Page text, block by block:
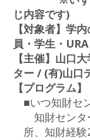
じ内容です)
【対象者】学
員・学生・
【主催】山口
ター / (有)山口
【プログラム】
■いつ知財セ
知財セン
所、知財経験